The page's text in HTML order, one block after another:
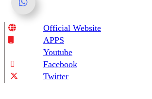
Online News Portal
Official Website
APPS
Youtube
Facebook
Twitter